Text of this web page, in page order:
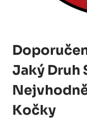
Jaký Druh
Kočky